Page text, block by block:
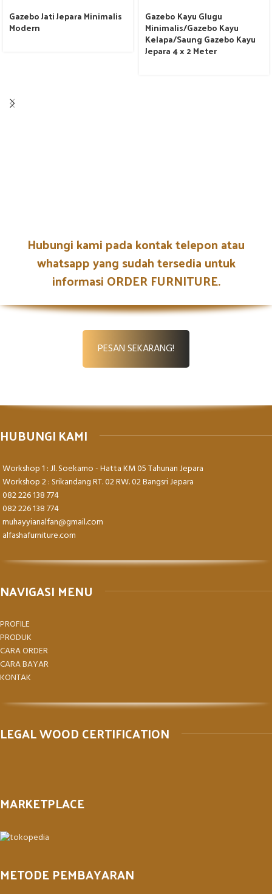
Gazebo Jati Jepara Minimalis
Modern
Gazebo Kayu Glugu
Minimalis/Gazebo Kayu
Kelapa/Saung Gazebo Kayu
Jepara 4 x 2 Meter
Hubungi kami pada kontak telepon atau
whatsapp yang sudah tersedia untuk
informasi ORDER FURNITURE.
PESAN SEKARANG!
HUBUNGI KAMI
Workshop 1 : Jl. Soekarno - Hatta KM 05 Tahunan Jepara
Workshop 2 : Srikandang RT. 02 RW. 02 Bangsri Jepara
082 226 138 774
082 226 138 774
muhayyianalfan@gmail.com
alfashafurniture.com
NAVIGASI MENU
PROFILE
PRODUK
CARA ORDER
CARA BAYAR
KONTAK
LEGAL WOOD CERTIFICATION
MARKETPLACE
METODE PEMBAYARAN